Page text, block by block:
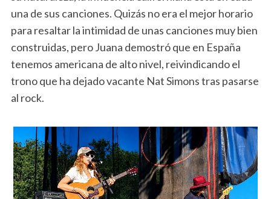
una de sus canciones. Quizás no era el mejor horario
para resaltar la intimidad de unas canciones muy bien
construidas, pero Juana demostró que en España
tenemos americana de alto nivel, reivindicando el
trono que ha dejado vacante Nat Simons tras pasarse
al rock.